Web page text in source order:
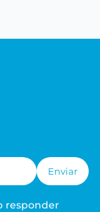
Enviar
responder